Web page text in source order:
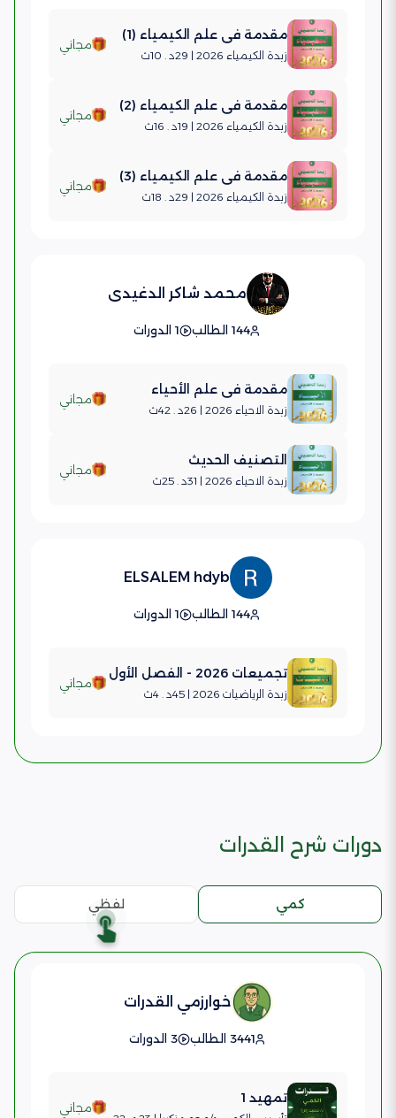
مقدمة في علم الكيمياء (1)
زبدة الكيمياء 2026 | 29د . 10ث
مجاني
مقدمة في علم الكيمياء (2)
زبدة الكيمياء 2026 | 19د . 16ث
مجاني
مقدمة في علم الكيمياء (3)
زبدة الكيمياء 2026 | 29د . 18ث
مجاني
محمد شاكر الدغيدى
144 الطالب 1 الدورات
مقدمة في علم الأحياء
زبدة الاحياء 2026 | 26د . 42ث
مجاني
التصنيف الحديث
زبدة الاحياء 2026 | 31د . 25ث
مجاني
ELSALEM hdyb
144 الطالب 1 الدورات
تجميعات 2026 - الفصل الأول
زبدة الرياضيات 2026 | 45د . 4ث
مجاني
دورات شرح القدرات
كمي لفظي
خوارزمي القدرات
3441 الطالب 3 الدورات
تمهيد 1
مجاني